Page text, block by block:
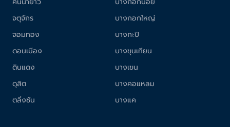
จตุจักร
จอมทอง
ดอนเมือง
ดินแดง
ดุสิต
ตลิ่งชัน
บางกอกใหญ่
บางกะปิ
บางขุนเทียน
บางเขน
บางคอแหลม
บางแค